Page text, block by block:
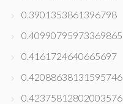
0.3901353861396798
0.40990795973369865
0.4161724640665697
0.42088638131595746
0.42375812802003576